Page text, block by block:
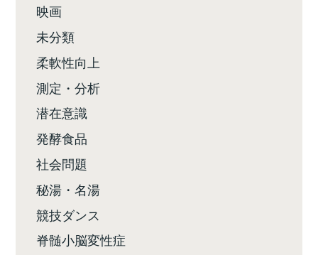
映画
未分類
柔軟性向上
測定・分析
潜在意識
発酵食品
社会問題
秘湯・名湯
競技ダンス
脊髄小脳変性症